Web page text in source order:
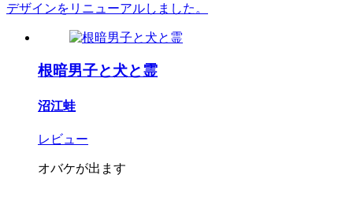
デザインをリニューアルしました。
根暗男子と犬と霊
沼江蛙
レビュー
オバケが出ます